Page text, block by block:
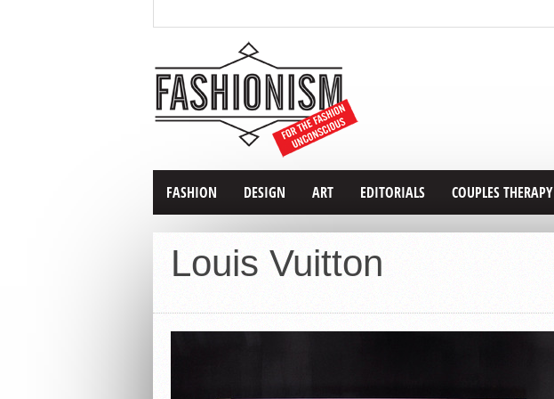
FASHION DESIGN ART EDITORIALS COUPLES THERAPY
Louis Vuitton